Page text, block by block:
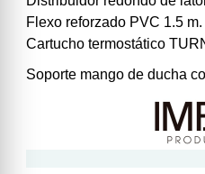
Flexo reforzado PVC 1.5 m.
Cartucho termostático
Soporte mango de ducha